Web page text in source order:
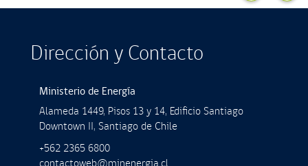
Dirección y Contacto
Ministerio de Energía
Alameda 1449, Pisos 13 y 14, Ediﬁcio Santiago
Downtown II, Santiago de Chile
+562 2365 6800